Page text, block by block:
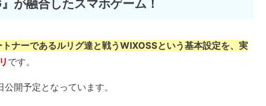
が融合したスマホゲーム！
トナーであるルリグ達と戦うWIXOSSという基本設定を、実
です。
開予定となっています。